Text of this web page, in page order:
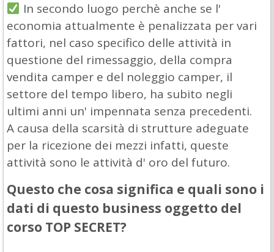
In secondo luogo perchè anche se l'
economia attualmente è penalizzata per vari
fattori, nel caso specifico delle attività in
questione del rimessaggio, della compra
vendita camper e del noleggio camper, il
settore del tempo libero, ha subito negli
ultimi anni un' impennata senza precedenti.
A causa della scarsità di strutture adeguate
per la ricezione dei mezzi infatti, queste
attività sono le attività d' oro del futuro.
Questo che cosa significa e quali sono i
dati di questo business oggetto del
corso TOP SECRET?